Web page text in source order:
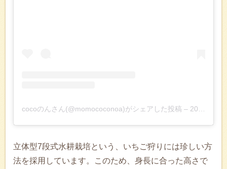
cocoのんさん(@momococonoa)がシェアした投稿 – 2018年 9月月5日午前6時58分PDT
立体型7段式水耕栽培という、いちご狩りには珍しい方
法を採用しています。このため、身長に合った高さで